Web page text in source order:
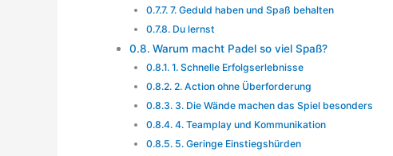
7. Geduld haben und Spaß behalten
Du lernst
Warum macht Padel so viel Spaß?
1. Schnelle Erfolgserlebnisse
2. Action ohne Überforderung
3. Die Wände machen das Spiel besonders
4. Teamplay und Kommunikation
5. Geringe Einstiegshürden